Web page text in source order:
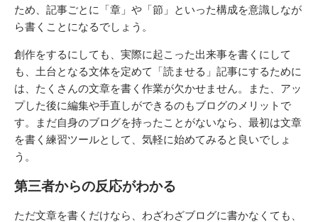
ため、記事ごとに「章」や「節」といった構成を意識しなが
ら書くことになるでしょう。
創作をするにしても、実際に起こった出来事を書くにして
も、土台となる文体を定めて「読ませる」記事にするために
は、たくさんの文章を書く作業が欠かせません。また、アッ
プした後に編集や手直しができるのもブログのメリットで
す。まだ自身のブログを持ったことがないなら、最初は文章
を書く練習ツールとして、気軽に始めてみると良いでしょ
う。
第三者からの反応がわかる
ただ文章を書くだけなら、わざわざブログに書かなくても、